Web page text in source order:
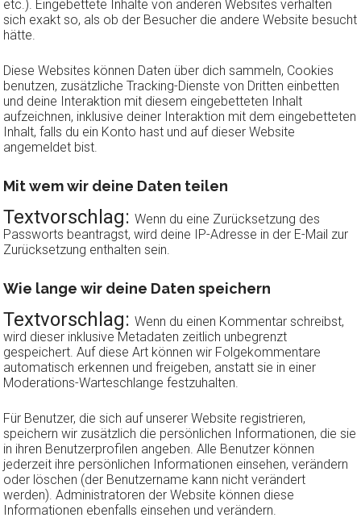
etc.). Eingebettete Inhalte von anderen Websites verhalten
sich exakt so, als ob der Besucher die andere Website besucht
hätte.
Diese Websites können Daten über dich sammeln, Cookies
benutzen, zusätzliche Tracking-Dienste von Dritten einbetten
und deine Interaktion mit diesem eingebetteten Inhalt
aufzeichnen, inklusive deiner Interaktion mit dem eingebetteten
Inhalt, falls du ein Konto hast und auf dieser Website
angemeldet bist.
Mit wem wir deine Daten teilen
Textvorschlag:Wenn du eine Zurücksetzung des
Passworts beantragst, wird deine IP-Adresse in der E-Mail zur
Zurücksetzung enthalten sein.
Wie lange wir deine Daten speichern
Textvorschlag:Wenn du einen Kommentar schreibst,
wird dieser inklusive Metadaten zeitlich unbegrenzt
gespeichert. Auf diese Art können wir Folgekommentare
automatisch erkennen und freigeben, anstatt sie in einer
Moderations-Warteschlange festzuhalten.
Für Benutzer, die sich auf unserer Website registrieren,
speichern wir zusätzlich die persönlichen Informationen, die sie
in ihren Benutzerprofilen angeben. Alle Benutzer können
jederzeit ihre persönlichen Informationen einsehen, verändern
oder löschen (der Benutzername kann nicht verändert
werden). Administratoren der Website können diese
Informationen ebenfalls einsehen und verändern.